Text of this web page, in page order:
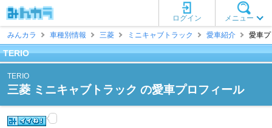
メニュー
ログイン
みんカラ
車種別情報 三菱 ミニキャブトラック 愛車紹介 愛車
TERIO
TERIO
三菱 ミニキャブトラック の愛車プロフィール